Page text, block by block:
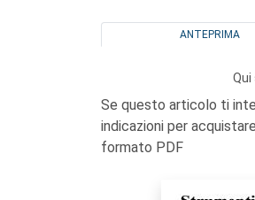
ANTEPRIMA
Qui
Se questo articolo ti
indicazioni per
formato PDF